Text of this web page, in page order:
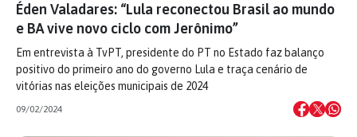
Éden Valadares: “Lula reconectou Brasil ao mundo
e BA vive novo ciclo com Jerônimo”
Em entrevista à TvPT, presidente do PT no Estado faz balanço
positivo do primeiro ano do governo Lula e traça cenário de
vitórias nas eleições municipais de 2024
09/02/2024